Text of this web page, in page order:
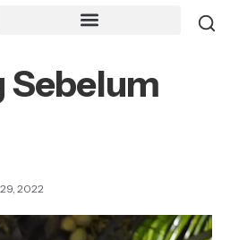
Sebelum
2022